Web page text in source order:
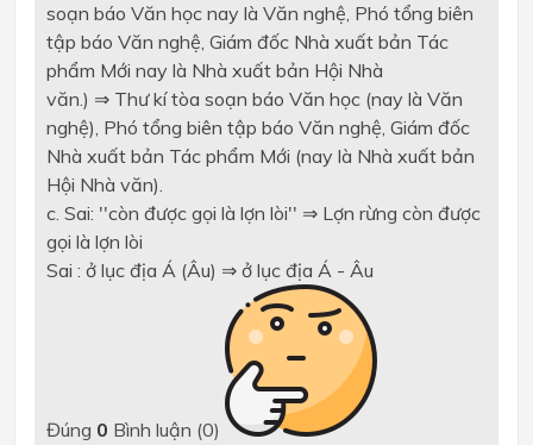
soạn báo Văn học nay là Văn nghệ, Phó tổng biên
tập báo Văn nghệ, Giám đốc Nhà xuất bản Tác
phẩm Mới nay là Nhà xuất bản Hội Nhà
văn.) ⇒ Thư kí tòa soạn báo Văn học (nay là Văn
nghệ), Phó tổng biên tập báo Văn nghệ, Giám đốc
Nhà xuất bản Tác phẩm Mới (nay là Nhà xuất bản
Hội Nhà văn).
c. Sai: ''còn được gọi là lợn lòi'' ⇒ Lợn rừng còn được
gọi là lợn lòi
Sai : ở lục địa Á (Âu) ⇒ ở lục địa Á - Âu
Đúng 0 Bình luận (0)